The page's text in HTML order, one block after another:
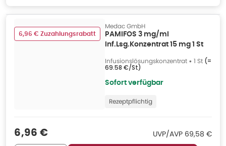
6,96 € Zuzahlungsrabatt
Medac GmbH
PAMIFOS 3 mg/ml
Inf.Lsg.Konzentrat 15 mg 1 St
Infusionslösungskonzentrat • 1 St (=
69.58 €/St)
Sofort verfügbar
Rezeptpflichtig
Verkaufspreis
6,96 € UVP/AVP UVP/AVP
69,58 €